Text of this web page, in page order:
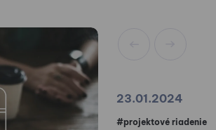
23.01.2024
#projektové riadenie